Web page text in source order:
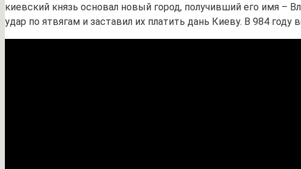
киевский князь основал новый город, получивший его имя –
удар по ятвягам и заставил их платить дань Киеву. В 984